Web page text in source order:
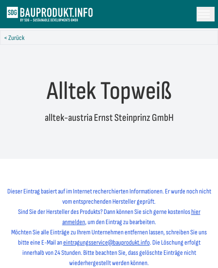
< Zurück
Alltek Topweiß
alltek-austria Ernst Steinprinz GmbH
Dieser Eintrag basiert auf im Internet recherchierten Informationen. Er wurde noch nicht
vom entsprechenden Hersteller geprüft.
Sind Sie der Hersteller des Produkts? Dann können Sie sich gerne kostenloshier
anmelden, um den Eintrag zu bearbeiten.
Möchten Sie alle Einträge zu Ihrem Unternehmen entfernen lassen, schreiben Sie uns
bitte eine E-Mail aneintragungsservice@bauprodukt.info. Die Löschung erfolgt
innerhalb von 24 Stunden. Bitte beachten Sie, dass gelöschte Einträge nicht
wiederhergestellt werden können.